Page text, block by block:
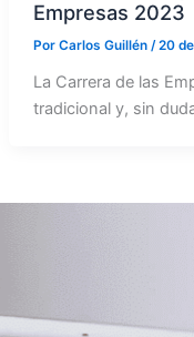
Empresas 2023
Por Carlos Guillén /20
La Carrera de las
tradicional y, sin